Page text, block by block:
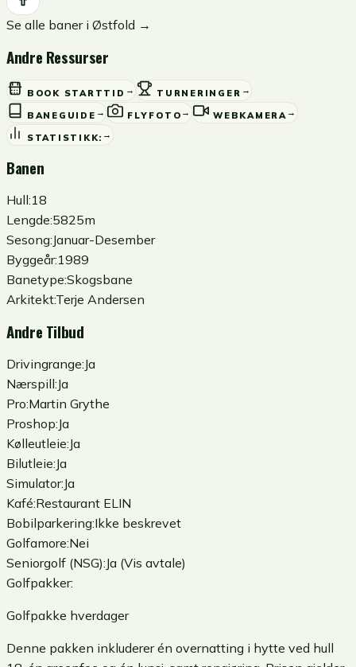
Se alle baner i Østfold →
Andre Ressurser
BOOK STARTTID → TURNERINGER →
BANEGUIDE → FLYFOTO → WEBKAMERA →
STATISTIKK: →
Banen
Hull:18
Lengde:5825m
Sesong:Januar-Desember
Byggeår:1989
Banetype:Skogsbane
Arkitekt:Terje Andersen
Andre Tilbud
Drivingrange:Ja
Nærspill:Ja
Pro:Martin Grythe
Proshop:Ja
Kølleutleie:Ja
Bilutleie:Ja
Simulator:Ja
Kafé:Restaurant ELIN
Bobilparkering:Ikke beskrevet
Golfamore:Nei
Seniorgolf (NSG):Ja (Vis avtale)
Golfpakker:
Golfpakke hverdager
Denne pakken inkluderer én overnatting i hytte ved hull